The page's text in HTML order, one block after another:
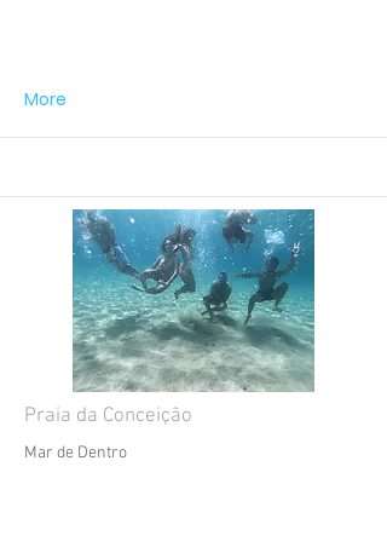
More
Praia da Conceição
Mar de Dentro